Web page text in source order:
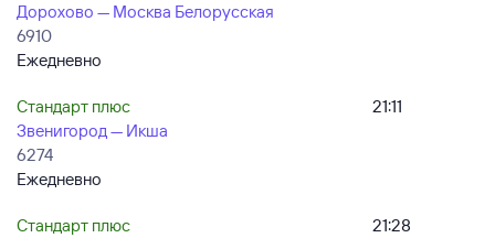
Дорохово — Москва Белорусская
6910
Ежедневно
Стандарт плюс
Звенигород — Икша
6274
Ежедневно
21:11
Стандарт плюс
21:28